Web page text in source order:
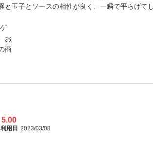
と玉子とソースの相性が良く、一瞬で平らげて
5.00
利用日 2023/03/08